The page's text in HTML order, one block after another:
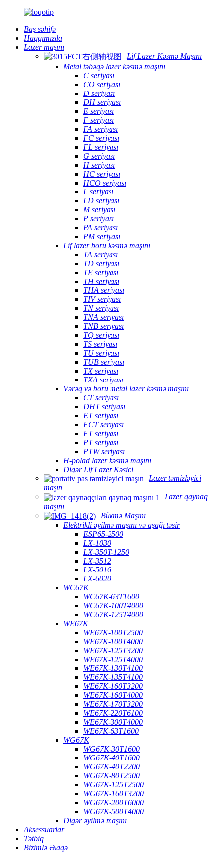
Baş səhifə
Haqqımızda
Lazer maşını
Lif Lazer Kəsmə Maşını
Metal təbəqə lazer kəsmə maşını
C seriyası
CO seriyası
D seriyası
DH seriyası
E seriyası
F seriyası
FA seriyası
FC seriyası
FL seriyası
G seriyası
H seriyası
HC seriyası
HCO seriyası
L seriyası
LD seriyası
M seriyası
P seriyası
PA seriyası
PM seriyası
Lif lazer boru kəsmə maşını
TA seriyası
TD seriyası
TE seriyası
TH seriyası
THA seriyası
TIV seriyası
TN seriyası
TNA seriyası
TNB seriyası
TQ seriyası
TS seriyası
TU seriyası
TUB seriyası
TX seriyası
TXA seriyası
Vərəq və boru metal lazer kəsmə maşını
CT seriyası
DHT seriyası
ET seriyası
FCT seriyası
FT seriyası
PT seriyası
PTW seriyası
H-polad lazer kəsmə maşını
Digər Lif Lazer Kəsici
Lazer təmizləyici
maşın
Lazer qaynaq
maşını
Bükmə Maşını
Elektrikli əyilmə maşını və aşağı təsir
ESP65-2500
LX-1030
LX-350T-1250
LX-3512
LX-5016
LX-6020
WC67K
WC67K-63T1600
WC67K-100T4000
WC67K-125T4000
WE67K
WE67K-100T2500
WE67K-100T4000
WE67K-125T3200
WE67K-125T4000
WE67K-130T4100
WE67K-135T4100
WE67K-160T3200
WE67K-160T4000
WE67K-170T3200
WE67K-220T6100
WE67K-300T4000
WE67K-63T1600
WG67K
WG67K-30T1600
WG67K-40T1600
WG67K-40T2200
WG67K-80T2500
WG67K-125T2500
WG67K-160T3200
WG67K-200T6000
WG67K-500T4000
Digər əyilmə maşını
Aksessuarlar
Tətbiq
Bizimlə Əlaqə